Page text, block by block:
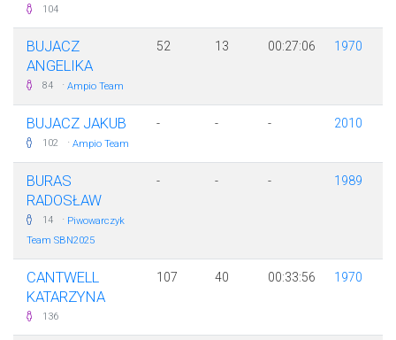
104
BUJACZ
ANGELIKA
84 · Ampio Team
52 13 00:27:06 1970
BUJACZ JAKUB
102 · Ampio Team
- - - 2010
BURAS
RADOSŁAW
14 · Piwowarczyk
Team SBN2025
- - - 1989
CANTWELL
KATARZYNA
136
107 40 00:33:56 1970